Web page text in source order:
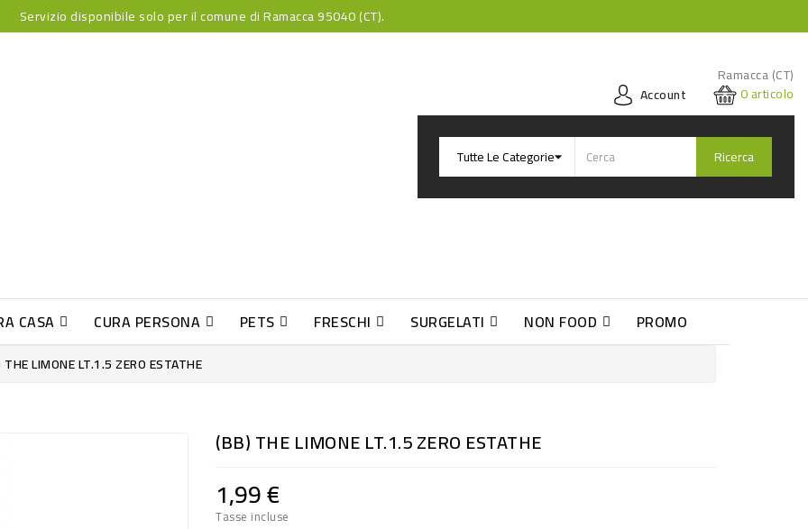
Servizio disponibile solo per il comune di Ramacca 95040 (CT).
Ramacca (CT)
Account
0articolo
Ricerca
CASA CURA PERSONA PETS FRESCHI SURGELATI NON FOOD PROMO
LIMONE LT.1.5 ZERO ESTATHE
(BB) THE LIMONE LT.1.5 ZERO ESTATHE
1,99 €
Tasse incluse